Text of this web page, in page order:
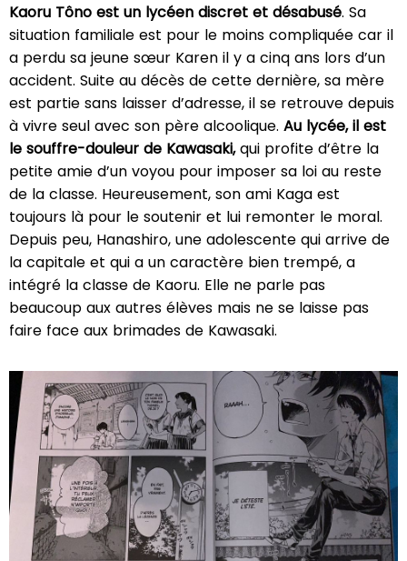
Kaoru Tôno est un lycéen discret et désabusé. Sa
situation familiale est pour le moins compliquée car il
a perdu sa jeune sœur Karen il y a cinq ans lors d’un
accident. Suite au décès de cette dernière, sa mère
est partie sans laisser d’adresse, il se retrouve depuis
à vivre seul avec son père alcoolique. Au lycée, il est
le souffre-douleur de Kawasaki,qui profite d’être la
petite amie d’un voyou pour imposer sa loi au reste
de la classe. Heureusement, son ami Kaga est
toujours là pour le soutenir et lui remonter le moral.
Depuis peu, Hanashiro, une adolescente qui arrive de
la capitale et qui a un caractère bien trempé, a
intégré la classe de Kaoru. Elle ne parle pas
beaucoup aux autres élèves mais ne se laisse pas
faire face aux brimades de Kawasaki.